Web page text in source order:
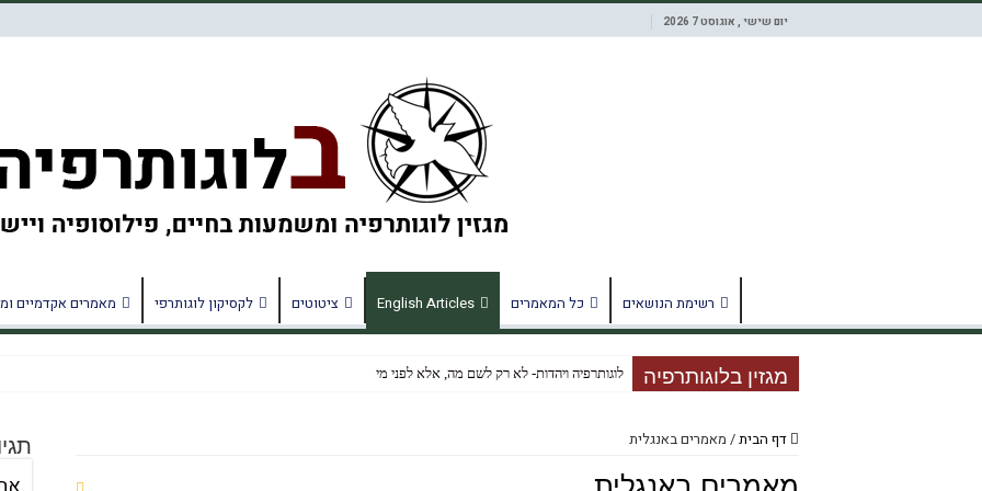
יום שישי , אוגוסט 7 2026
רשימת הנושאים כל המאמרים English Articles ציטוטים לקסיקון לוגותרפי מאמרים אקדמיים
מגזין בלוגותרפיה לוגותרפיה ויהדות- לא רק לשם מה, אלא לפני מי
תיאטרון הכרכרה, אומנות מחוללת שינוי ומשמעות
דף הבית/ מאמרים באנגלית